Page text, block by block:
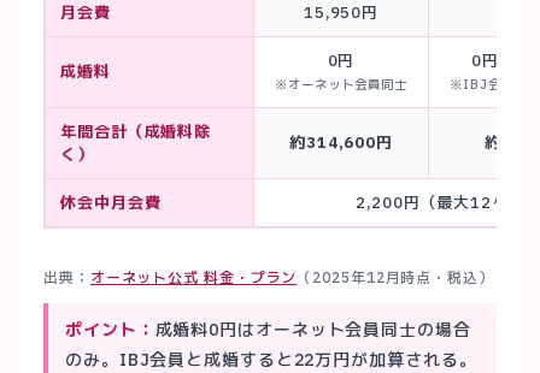
月会費 15,950円
成婚料
0円
※オーネット会員同士
0円〜
※IBJ会員と
年間合計（成婚料除
く）
約314,600円 約
休会中月会費 2,200円（最大12ヶ月
出典： オーネット公式 料金・プラン （2025年12月時点・税込）
ポイント： 成婚料0円はオーネット会員同士の場合
のみ。IBJ会員と成婚すると22万円が加算される。